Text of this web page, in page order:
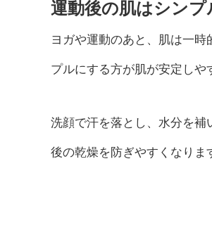
運動後の肌はシンプ
ヨガや運動のあと、肌は一
プルにする方が肌が安定しや
洗顔で汗を落とし、水分を
後の乾燥を防ぎやすくなりま